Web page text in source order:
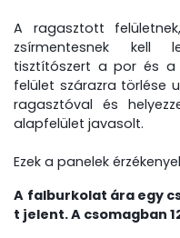
A ragasztott
zsírmentesnek kell
tisztítószert a por és a
felület szárazra törlése
ragasztóval és
alapfelület javasolt.
Ezek a panelek
A falburkolat ára egy
t jelent. A csomagban